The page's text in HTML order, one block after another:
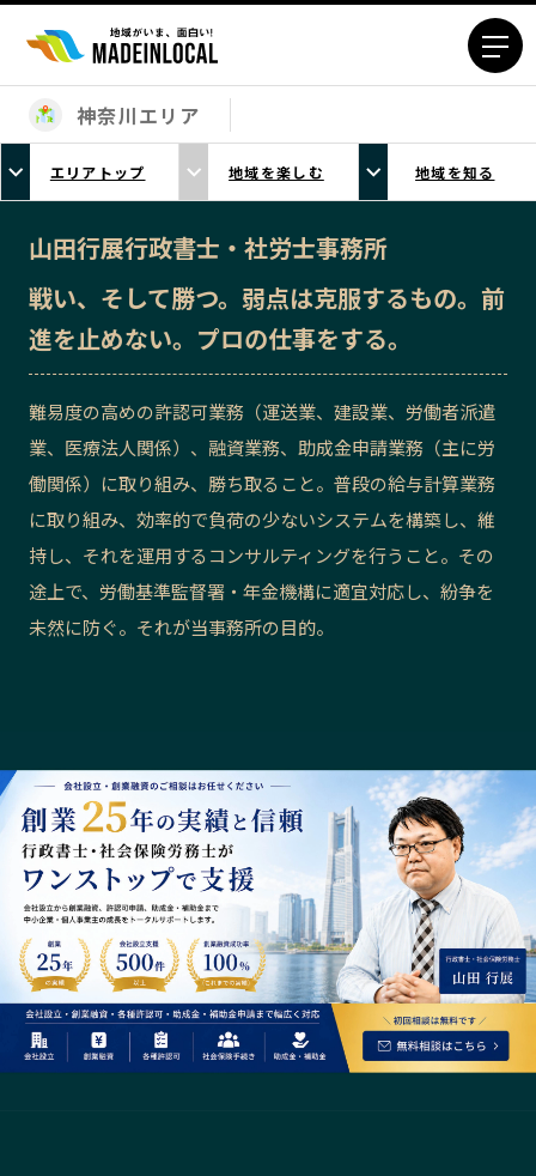
エリアから探す
北海道エリア
青森エリア
岩手エリア
宮城エリア
福島エリア
茨城エリア
栃木エリア
群馬エリア
埼玉エリア
千葉エリア
東京23区エリア
多摩エリア
神奈川エリア
新潟エリア
富山エリア
石川エリア
福井エリア
山梨エリア
長野エリア
岐阜エリア
静岡エリア
愛知エリア
三重エリア
滋賀エリア
奈良エリア
和歌山エリア
鳥取エリア
島根エリア
岡山エリア
広島エリア
山口エリア
徳島エリア
香川エリア
愛媛エリア
高知エリア
福岡エリア
佐賀エリア
長崎エリア
熊本エリア
大分エリア
神奈川エリア
エリアトップ 地域を楽しむ 地域を知る
山田行展行政書士・社労士事務所
戦い、そして勝つ。弱点は克服するもの。前
進を止めない。プロの仕事をする。
難易度の高めの許認可業務（運送業、建設業、労働者派遣
業、医療法人関係）、融資業務、助成金申請業務（主に労
働関係）に取り組み、勝ち取ること。普段の給与計算業務
に取り組み、効率的で負荷の少ないシステムを構築し、維
持し、それを運用するコンサルティングを行うこと。その
途上で、労働基準監督署・年金機構に適宜対応し、紛争を
未然に防ぐ。それが当事務所の目的。